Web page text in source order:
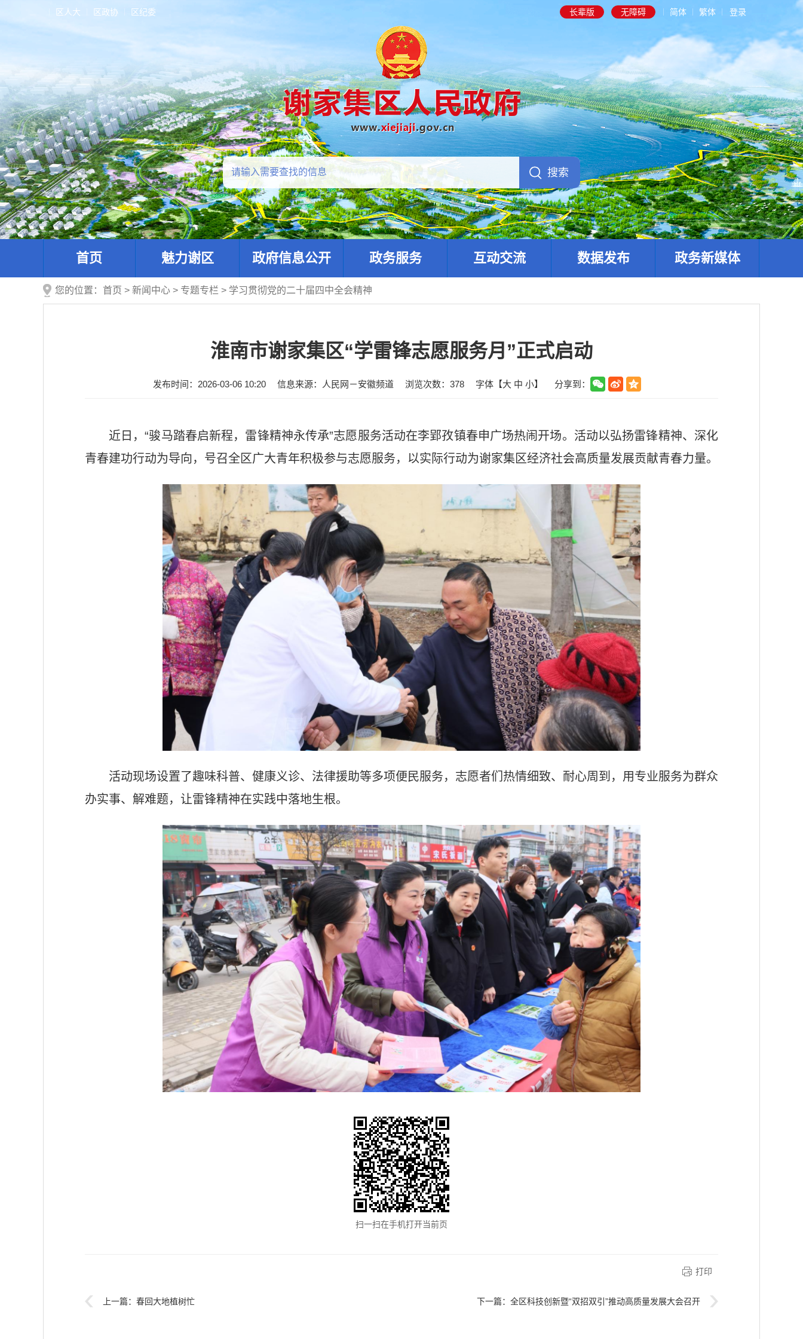
区人大 区政协 区纪委 长辈版 无障碍 简体 繁体 登录
首页 魅力谢区 政府信息公开 政务服务 互动交流 数据发布 政务新媒体
您的位置： 首页 > 新闻中心 > 专题专栏 > 学习贯彻党的二十届四中全会精神
淮南市谢家集区“学雷锋志愿服务月”正式启动
发布时间：2026-03-06 10:20 信息来源：人民网－安徽频道 浏览次数： 378 字体【大 中 小】 分享到：
近日，“骏马踏春启新程，雷锋精神永传承”志愿服务活动在李郢孜镇春申广场热闹开场。活动以弘扬雷锋精神、深化
青春建功行动为导向，号召全区广大青年积极参与志愿服务，以实际行动为谢家集区经济社会高质量发展贡献青春力量。
活动现场设置了趣味科普、健康义诊、法律援助等多项便民服务，志愿者们热情细致、耐心周到，用专业服务为群众
办实事、解难题，让雷锋精神在实践中落地生根。
扫一扫在手机打开当前页
打印
上一篇： 春回大地植树忙 下一篇： 全区科技创新暨“双招双引”推动高质量发展大会召开